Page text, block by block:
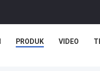
PRODUK VIDEO